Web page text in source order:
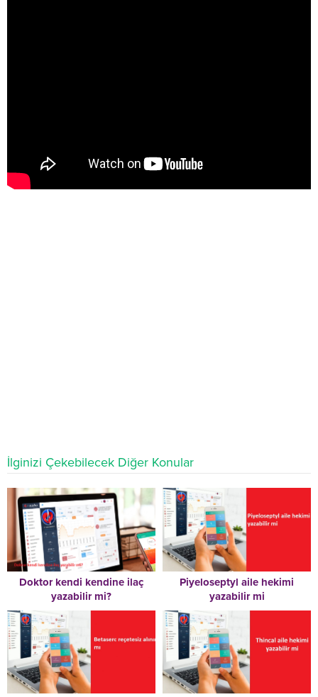
İlginizi Çekebilecek Diğer Konular
Doktor kendi kendine ilaç
yazabilir mi?
Piyeloseptyl aile hekimi
yazabilir mi